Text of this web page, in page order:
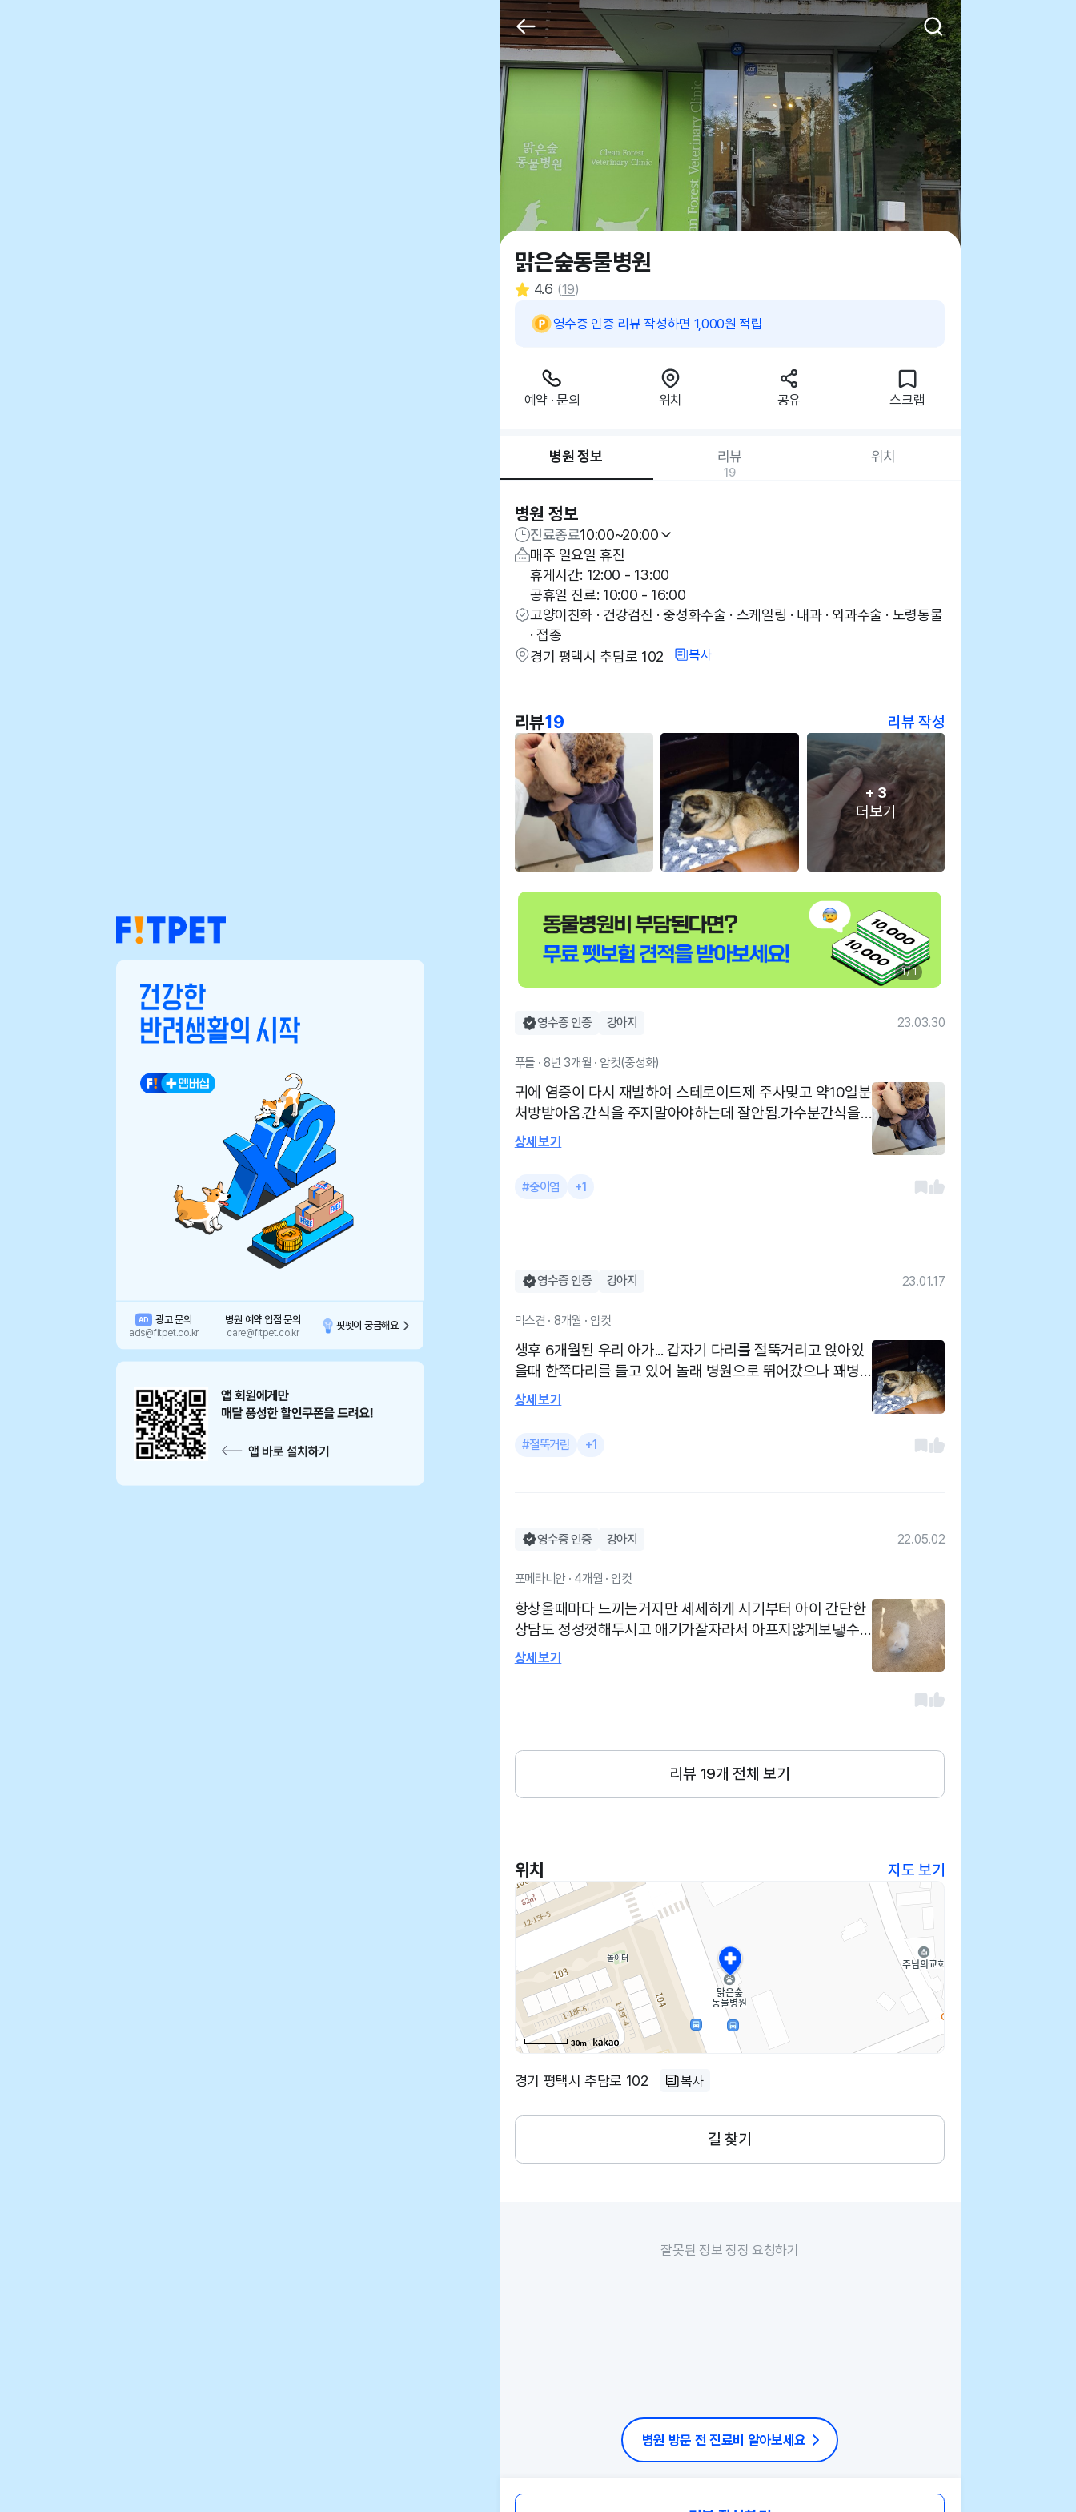
AD 광고 문의
ads@fitpet.co.kr
병원 예약 입점 문의
care@fitpet.co.kr
핏펫이 궁금해요
맑은숲동물병원
4.6 (19)
영수증 인증 리뷰 작성하면 1,000원 적립
예약 · 문의 위치 공유 스크랩
병원 정보 리뷰
19
위치
병원 정보
진료종료10:00~20:00
매주 일요일 휴진
휴게시간: 12:00 - 13:00
공휴일 진료: 10:00 - 16:00
고양이친화 · 건강검진 · 중성화수술 · 스케일링 · 내과 · 외과수술 · 노령동물
· 접종
경기 평택시 추담로 102
복사
리뷰19 리뷰 작성
+3
더보기
1 / 1
영수증 인증 강아지 23.03.30
푸들 · 8년 3개월 · 암컷(중성화)
귀에 염증이 다시 재발하여 스테로이드제 주사맞고 약10일분
처방받아옴.간식을 주지말아야하는데 잘안됨.가수분간식을
주는데 뭐가문제일까요? 모질게 간식을끊어야하겠지요. 증
상세보기
#중이염 +1
영수증 인증 강아지 23.01.17
믹스견 · 8개월 · 암컷
생후 6개월된 우리 아가... 갑자기 다리를 절뚝거리고 앉아있
을때 한쪽다리를 들고 있어 놀래 병원으로 뛰어갔으나 꽤병
판정 ㅜ ㅜ 꽤병으로 인해 병원 방문 후 늦은감 있는 마지막
상세보기
#절뚝거림 +1
영수증 인증 강아지 22.05.02
포메라니안 · 4개월 · 암컷
항상올때마다 느끼는거지만 세세하게 시기부터 아이 간단한
상담도 정성껏해두시고 애기가잘자라서 아프지않게보냏수
있게 해주는거같아요
상세보기
리뷰 19개 전체 보기
위치 지도 보기
30m
경기 평택시 추담로 102 복사
길 찾기
잘못된 정보 정정 요청하기
병원 방문 전 진료비 알아보세요